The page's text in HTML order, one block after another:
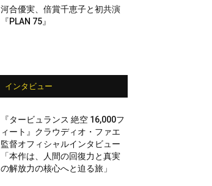
河合優実、倍賞千恵子と初共演
『PLAN 75』
インタビュー
『タービュランス 絶空 16,000フ
ィート』クラウディオ・ファエ
監督オフィシャルインタビュー
「本作は、人間の回復力と真実
の解放力の核心へと迫る旅」